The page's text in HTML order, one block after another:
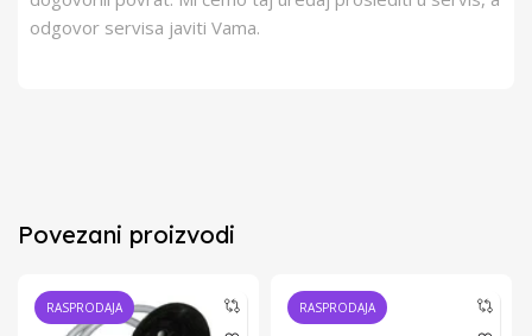
odgovor servisa javiti Vama.
Povezani proizvodi
RASPRODAJA RASPRODAJA